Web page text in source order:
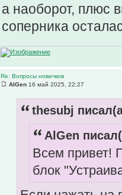
а наоборот, плюс
соперника
Re: Вопросы новичков
AlGen 16 май 2025, 22:27
thesubj
AlGen
Всем привет!
блок